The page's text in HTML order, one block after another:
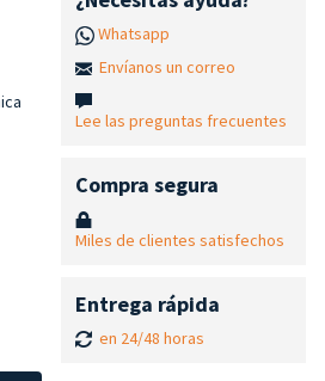
Whatsapp
Envíanos un correo
Lee las preguntas frecuentes
Compra segura
Miles de clientes satisfechos
Entrega rápida
en 24/48 horas